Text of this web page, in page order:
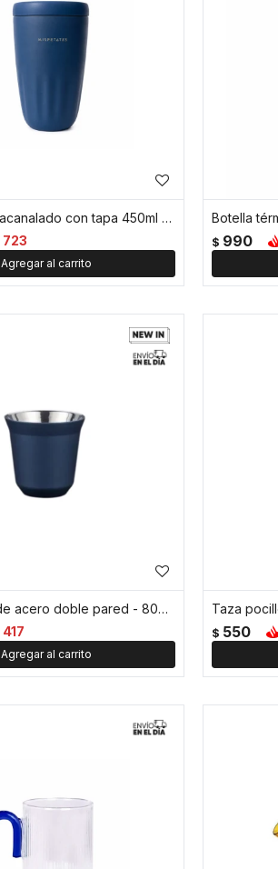
Vaso térmico acanalado con tapa 450ml - Azul
723
Botella
$ 990
Taza pocillo de acero doble pared - 80ml - Azul
417 $ 550